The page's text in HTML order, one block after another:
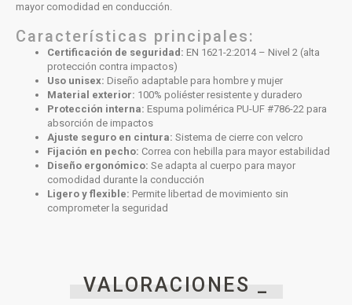
mayor comodidad en conducción.
Características principales:
Certificación de seguridad: EN 1621-2:2014 – Nivel 2 (alta
protección contra impactos)
Uso unisex: Diseño adaptable para hombre y mujer
Material exterior: 100% poliéster resistente y duradero
Protección interna: Espuma polimérica PU-UF #786-22 para
absorción de impactos
Ajuste seguro en cintura: Sistema de cierre con velcro
Fijación en pecho: Correa con hebilla para mayor estabilidad
Diseño ergonómico: Se adapta al cuerpo para mayor
comodidad durante la conducción
Ligero y flexible: Permite libertad de movimiento sin
comprometer la seguridad
VALORACIONES _